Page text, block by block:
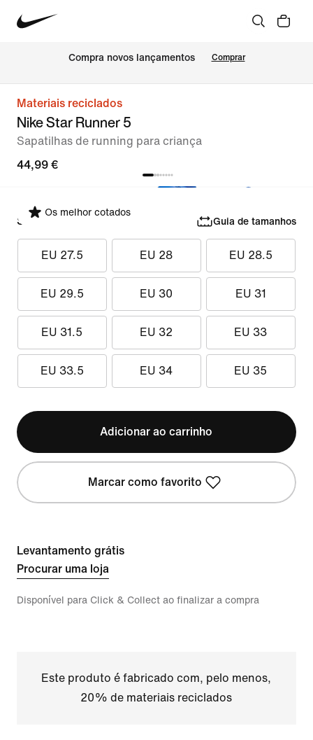
Compra novos lançamentos Comprar
Materiais reciclados
Nike Star Runner 5
Sapatilhas de running para criança
44,99 €
Os melhor cotados
Selecionar tamanho Guia de tamanhos
EU 27.5 EU 28 EU 28.5
EU 29.5 EU 30 EU 31
EU 31.5 EU 32 EU 33
EU 33.5 EU 34 EU 35
Adicionar ao carrinho
Marcar como favorito
Levantamento grátis
Procurar uma loja
Disponível para Click & Collect ao finalizar a compra
Este produto é fabricado com, pelo menos,
20% de materiais reciclados